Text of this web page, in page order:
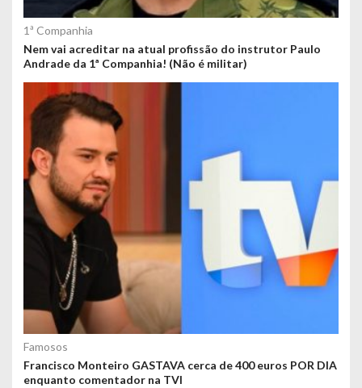
1ª Companhia
Nem vai acreditar na atual profissão do instrutor Paulo
Andrade da 1ª Companhia! (Não é militar)
Famosos
Francisco Monteiro GASTAVA cerca de 400 euros POR DIA
enquanto comentador na TVI